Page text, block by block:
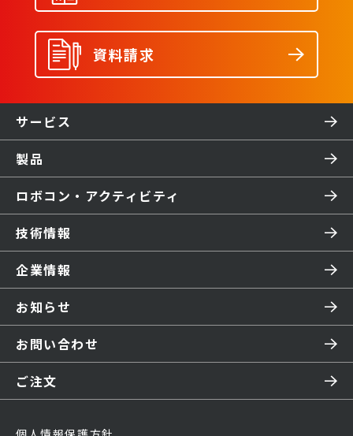
資料請求
サービス
製品
ロボコン・アクティビティ
技術情報
企業情報
お知らせ
お問い合わせ
ご注文